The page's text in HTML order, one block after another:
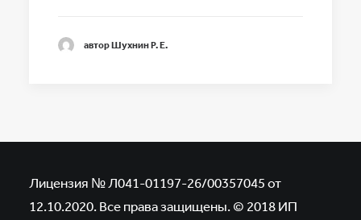
автор Шухнин Р. Е.
Лицензия № Л041-01197-26/00357045 от
12.10.2020. Все права защищены. © 2018 ИП